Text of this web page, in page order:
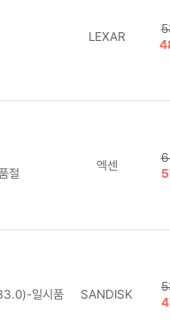
LEXAR
절
엑센
일시품
SANDISK